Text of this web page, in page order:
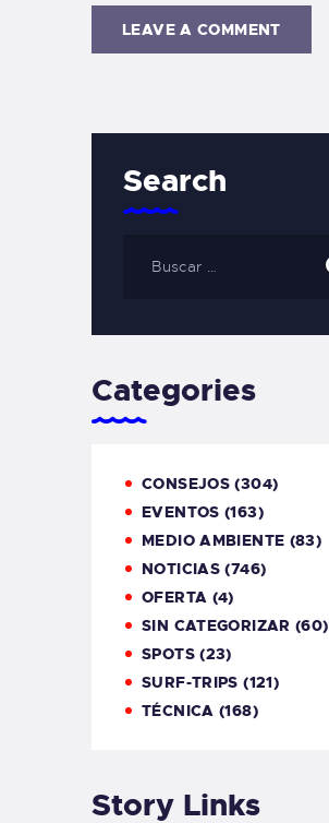
Search
Categories
CONSEJOS (304)
EVENTOS (163)
MEDIO AMBIENTE (83)
NOTICIAS (746)
OFERTA (4)
SIN CATEGORIZAR (60)
SPOTS(23)
SURF-TRIPS (121)
TÉCNICA (168)
Story Links